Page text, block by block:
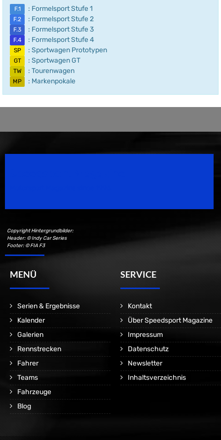
F.1 : Formelsport Stufe 1
F.2 : Formelsport Stufe 2
F.3 : Formelsport Stufe 3
F.4 : Formelsport Stufe 4
SP : Sportwagen Prototypen
GT : Sportwagen GT
TW : Tourenwagen
MP : Markenpokale
Copyright Hintergrundbilder:
Header: © Indy Car Series
Footer: © FIA F3
MENÜ
Serien & Ergebnisse
Kalender
Galerien
Rennstrecken
Fahrer
Teams
Fahrzeuge
Blog
SERVICE
Kontakt
Über Speedsport Magazine
Impressum
Datenschutz
Newsletter
Inhaltsverzeichnis